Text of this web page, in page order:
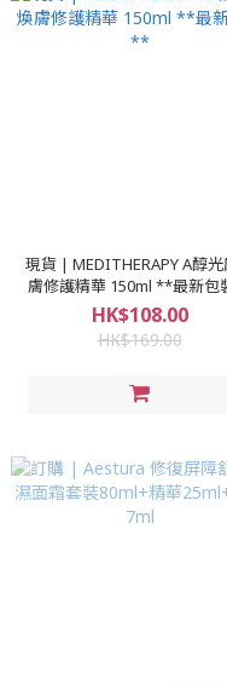
現貨 | MEDITHERAPY A醇
膚修護精華 150ml **最新包
HK$108.00
HK$169.00